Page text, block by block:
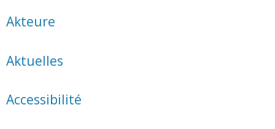
Akteure
Aktuelles
Accessibilité